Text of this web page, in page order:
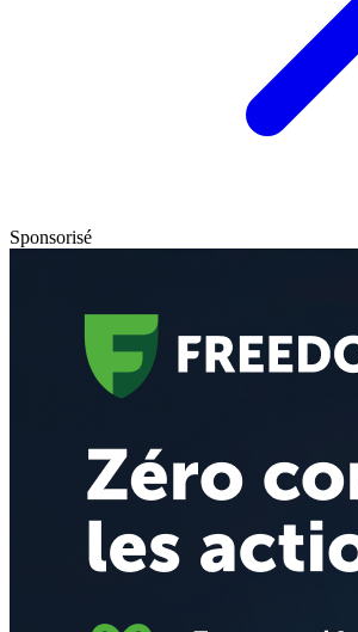
Sponsorisé